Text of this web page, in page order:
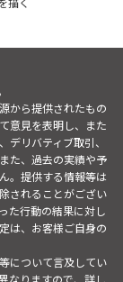
描く
から提供されたもの
意見を表明し、また
リバティブ取引、
た、過去の実績や予
。提供する情報等は
されることがござい
た行動の結果に対し
は、お客様ご自身の
について言及してい